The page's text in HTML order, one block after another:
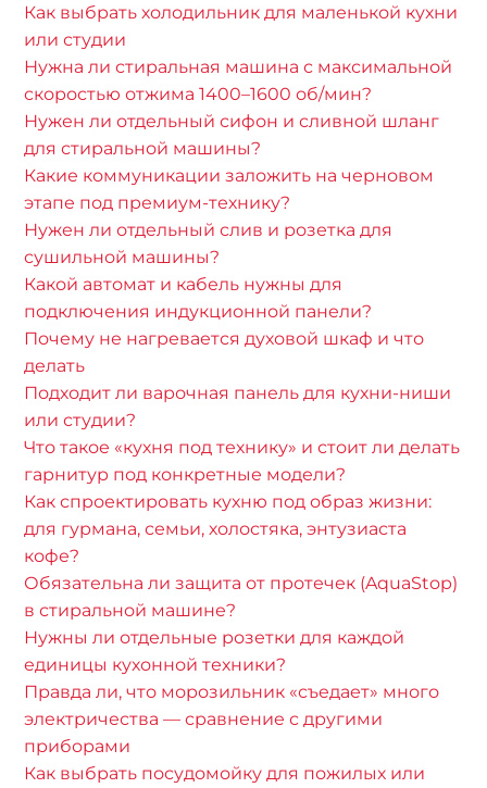
Как выбрать холодильник для маленькой кухни
или студии
Нужна ли стиральная машина с максимальной
скоростью отжима 1400–1600 об/мин?
Нужен ли отдельный сифон и сливной шланг
для стиральной машины?
Какие коммуникации заложить на черновом
этапе под премиум-технику?
Нужен ли отдельный слив и розетка для
сушильной машины?
Какой автомат и кабель нужны для
подключения индукционной панели?
Почему не нагревается духовой шкаф и что
делать
Подходит ли варочная панель для кухни-ниши
или студии?
Что такое «кухня под технику» и стоит ли делать
гарнитур под конкретные модели?
Как спроектировать кухню под образ жизни:
для гурмана, семьи, холостяка, энтузиаста
кофе?
Обязательна ли защита от протечек (AquaStop)
в стиральной машине?
Нужны ли отдельные розетки для каждой
единицы кухонной техники?
Правда ли, что морозильник «съедает» много
электричества — сравнение с другими
приборами
Как выбрать посудомойку для пожилых или